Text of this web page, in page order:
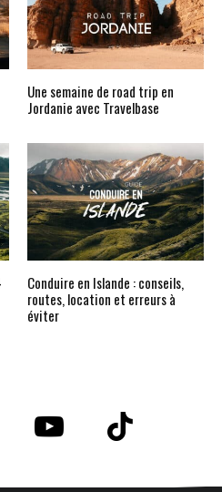
Une semaine de road trip en
Jordanie avec Travelbase
Conduire en Islande : conseils,
routes, location et erreurs à
éviter